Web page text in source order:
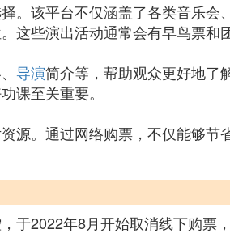
。该平台不仅涵盖了各类音乐
些演出活动通常会有早鸟票和
导演简介等，帮助观众更好地了
课至关重要。
源。通过网络购票，不仅能够
于2022年8月开始取消线下购票